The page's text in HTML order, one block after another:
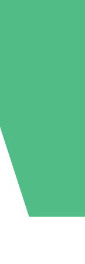
verplichting